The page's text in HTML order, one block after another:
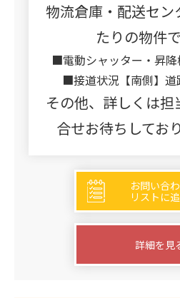
物流倉庫・配送セン
たりの物件
■電動シャッター・昇降
■接道状況【南側】道
その他、詳しくは
合せお待ちして
お問い合
リストに
詳細を見